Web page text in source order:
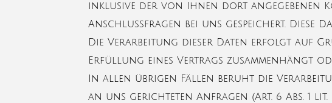
inklusive der von Ihnen dort angegebenen
Anschlussfragen bei uns gespeichert.
Die Verarbeitung dieser Daten erfolgt auf
Erfüllung eines Vertrags
In allen übrigen Fällen beruht die
an uns gerichteten Anfragen (Art. 6 Abs. 1